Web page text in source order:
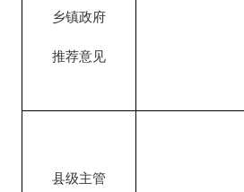
乡镇政府
推荐意见
县级主管